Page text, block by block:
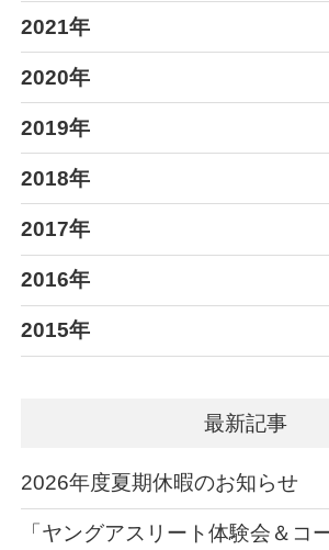
2021年
2020年
2019年
2018年
2017年
2016年
2015年
最新記事
2026年度夏期休暇のお知らせ
「ヤングアスリート体験会＆コ